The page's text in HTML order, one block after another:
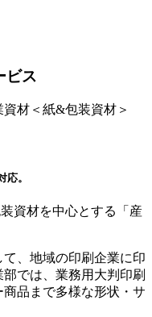
ビス
応。
資材を中心とする「産
、地域の印刷企業に印
では、業務用大判印刷
品まで多様な形状・サ